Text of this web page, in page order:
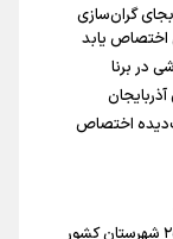
گران‌سازی
اختصاص یابد
در برنا
اختصاص